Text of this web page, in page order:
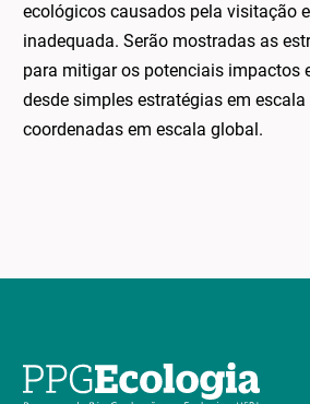
ecológicos causados pela visitação
inadequada. Serão mostradas as
para mitigar os potenciais impactos
desde simples estratégias em
coordenadas em escala global.